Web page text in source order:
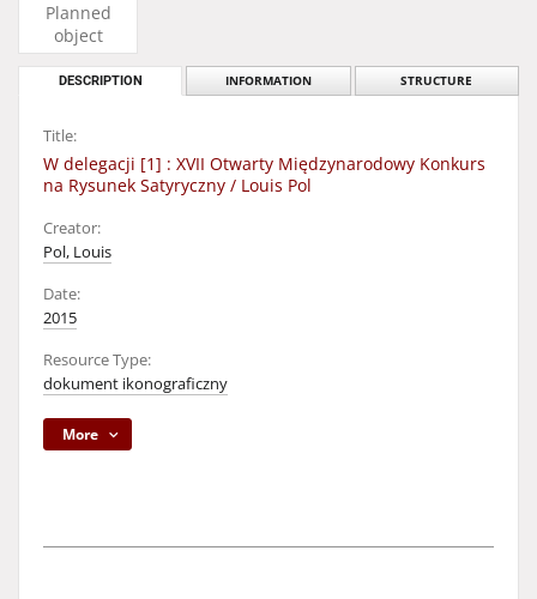
Planned
object
DESCRIPTION INFORMATION STRUCTURE
Title:
W delegacji [1] : XVII Otwarty Międzynarodowy Konkurs
na Rysunek Satyryczny / Louis Pol
Creator:
Pol, Louis
Date:
2015
Resource Type:
dokument ikonograficzny
More